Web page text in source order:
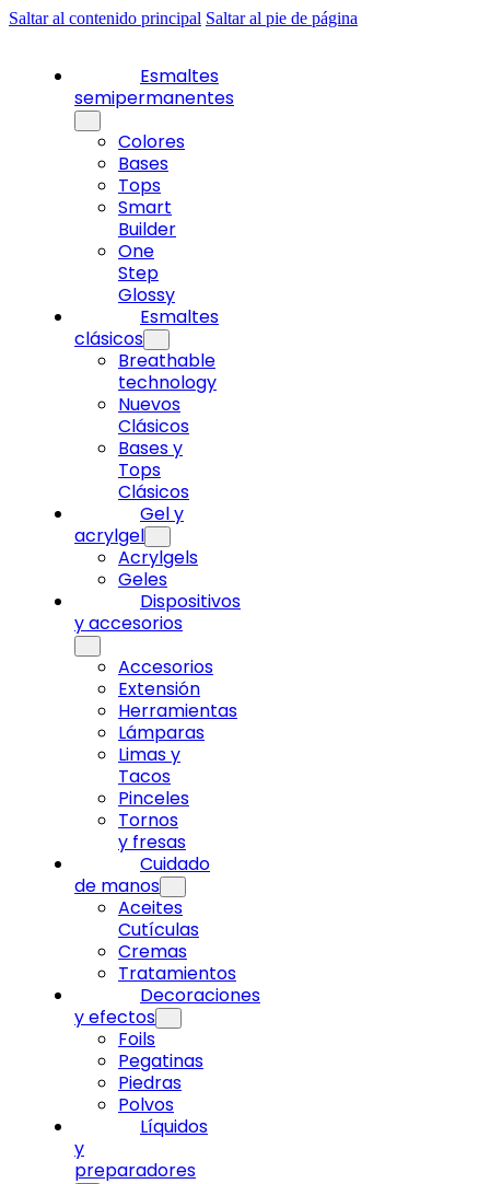
Saltar al contenido principal Saltar al pie de página
Esmaltes
semipermanentes
Colores
Bases
Tops
Smart
Builder
One
Step
Glossy
Esmaltes
clásicos
Breathable
technology
Nuevos
Clásicos
Bases y
Tops
Clásicos
Gel y
acrylgel
Acrylgels
Geles
Dispositivos
y accesorios
Accesorios
Extensión
Herramientas
Lámparas
Limas y
Tacos
Pinceles
Tornos
y fresas
Cuidado
de manos
Aceites
Cutículas
Cremas
Tratamientos
Decoraciones
y efectos
Foils
Pegatinas
Piedras
Polvos
Líquidos
y
preparadores